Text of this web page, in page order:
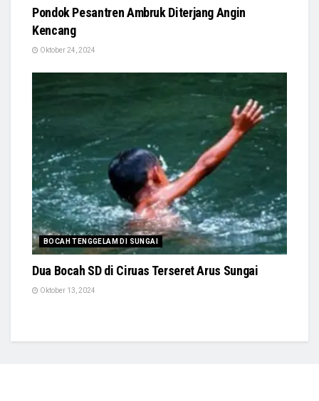
Pondok Pesantren Ambruk Diterjang Angin
Kencang
Oktober 24, 2024
BOCAH TENGGELAM DI SUNGAI
Dua Bocah SD di Ciruas Terseret Arus Sungai
Oktober 13, 2024